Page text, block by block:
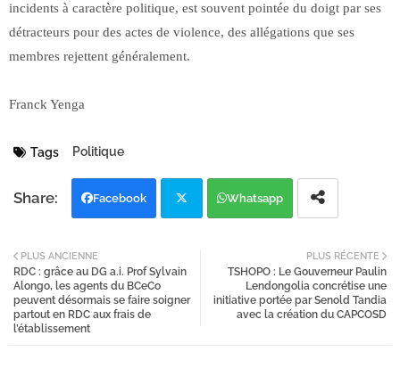
incidents à caractère politique, est souvent pointée du doigt par ses
détracteurs pour des actes de violence, des allégations que ses
membres rejettent généralement.
Franck Yenga
Tags Politique
Facebook
tter
Whatsapp
PLUS RÉCENTE
TSHOPO : Le Gouverneur Paulin
Lendongolia concrétise une
initiative portée par Senold Tandia
avec la création du CAPCOSD
PLUS ANCIENNE
RDC : grâce au DG a.i. Prof Sylvain
Alongo, les agents du BCeCo
peuvent désormais se faire soigner
partout en RDC aux frais de
l’établissement